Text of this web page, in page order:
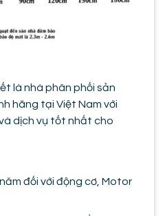
là nhà phân phối sản
hãng tại Việt Nam với
dịch vụ tốt nhất cho
đối với động cơ, Motor